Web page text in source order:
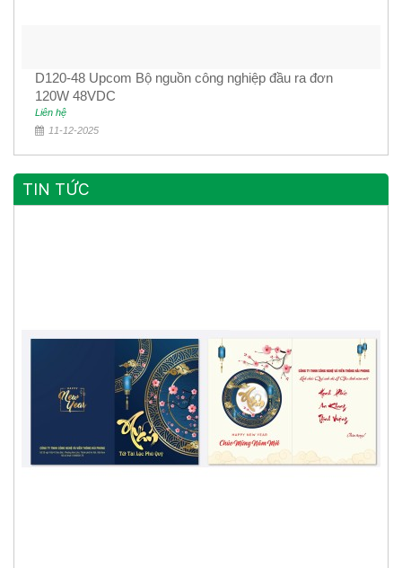
D120-48 Upcom Bộ nguồn công nghiệp đầu ra đơn
120W 48VDC
Liên hệ
11-12-2025
TIN TỨC